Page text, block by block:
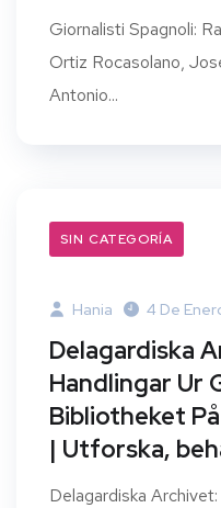
Giornalisti Spagnoli:
Ortiz Rocasolano,
Antonio...
SIN CATEGORÍA
Hania 4 De
Delagardiska
Handlingar Ur
Bibliotheket
| Utforska,
Delagardiska